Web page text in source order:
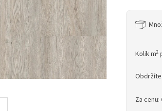
Kolik m2
Obdržíte
Za cenu: